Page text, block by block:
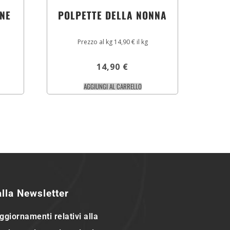
POLPETTE DELLA NONNA
Prezzo al kg 14,90 € il kg
14,90 €
AGGIUNGI AL CARRELLO
Newsletter
relativi alla